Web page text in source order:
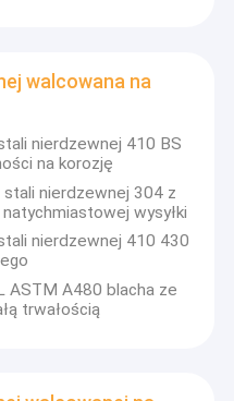
walcowana na
nierdzewnej 410 BS
na korozję
nierdzewnej 304 z
wysyłki
nierdzewnej 410 430
ASTM A480 blacha ze
trwałością